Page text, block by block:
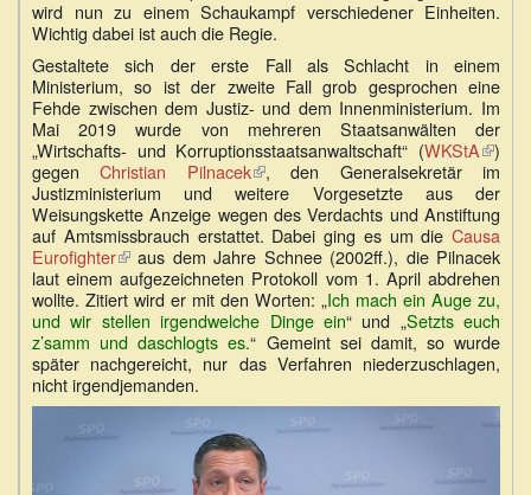
wird nun zu einem Schaukampf verschiedener Einheiten.
Wichtig dabei ist auch die Regie.
Gestaltete sich der erste Fall als Schlacht in einem
Ministerium, so ist der zweite Fall grob gesprochen eine
Fehde zwischen dem Justiz- und dem Innenministerium. Im
Mai 2019 wurde von mehreren Staatsanwälten der
„Wirtschafts- und Korruptionsstaatsanwaltschaft“ (WKStA(Link
ist
)
gegenChristian Pilnacek(Link
ist
extern)
, den Generalsekretär im
Justizministerium und weitere Vorgesetzte aus der
Weisungskette Anzeige wegen des Verdachts und Anstiftung
auf Amtsmissbrauch erstattet. Dabei ging es um die Causa
Eurofighter(Link
ist
extern)
aus dem Jahre Schnee (2002ff.), die Pilnacek
laut einem aufgezeichneten Protokoll vom 1. April abdrehen
wollte. Zitiert wird er mit den Worten: „Ich mach ein Auge zu,
und wir stellen irgendwelche Dinge ein“ und „Setzts euch
z’samm und daschlogts es.“ Gemeint sei damit, so wurde
später nachgereicht, nur das Verfahren niederzuschlagen,
nicht irgendjemanden.